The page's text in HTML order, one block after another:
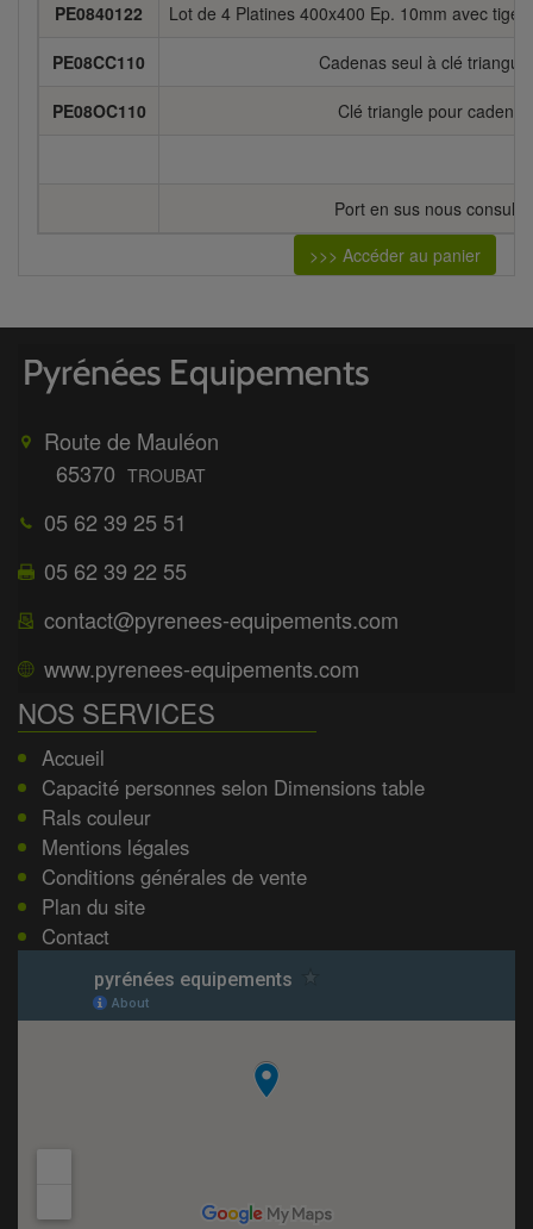
PE0840122 Lot de 4 Platines 400x400 Ep. 10mm avec
PE08CC110 Cadenas seul à clé
PE08OC110 Clé triangle pour cadenas
Port en sus nous
>>> Accéder au panier
Route de Mauléon
65370 TROUBAT
05 62 39 25 51
05 62 39 22 55
contact@pyrenees-equipements.com
www.pyrenees-equipements.com
NOS SERVICES
Accueil
Capacité personnes selon Dimensions table
Rals couleur
Mentions légales
Conditions générales de vente
Plan du site
Contact